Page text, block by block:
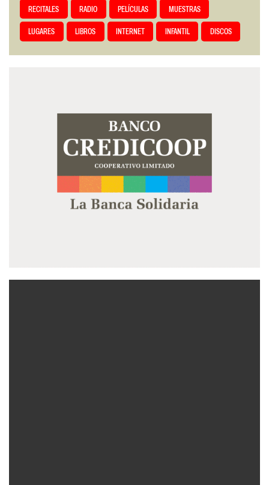
RECITALES RADIO PELÍCULAS MUESTRAS
LUGARES LIBROS INTERNET INFANTIL DISCOS